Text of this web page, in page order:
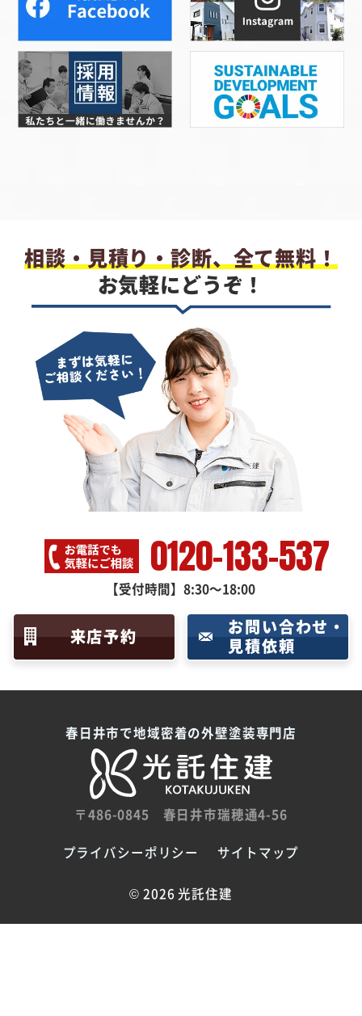
相談・見積り・診断、全て無料！
お気軽にどうぞ！
0120-133-537
【受付時間】8:30～18:00
来店予約
お問い合わせ・
見積依頼
春日井市で地域密着の外壁塗装専門店
〒486-0845 春日井市瑞穂通4-56
プライバシーポリシー サイトマップ
©2026 光託住建